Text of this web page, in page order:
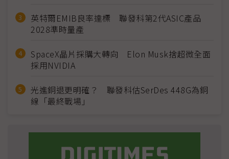
英特爾EMIB良率達標 聯發科第2代ASIC產品
2028準時量產
SpaceX晶片採購大轉向 Elon Musk捨超微全面
採用NVIDIA
光進銅退更明確？ 聯發科估SerDes 448G為銅
線「最終戰場」